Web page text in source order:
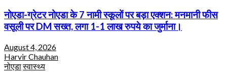
नोएडा-ग्रेटर नोएडा के 7 नामी स्कूलों पर बड़ा एक्शन: मनमानी फीस
वसूली पर DM सख्त, लगा 1-1 लाख रुपये का जुर्माना।
August 4, 2026
Harvir Chauhan
नोएडास्वास्थ्य